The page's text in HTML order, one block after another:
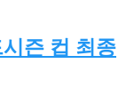
시즌 컵 최종